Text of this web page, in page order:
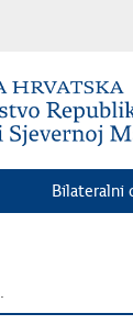
Bilateralni